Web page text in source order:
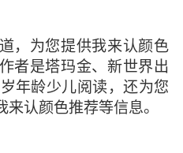
，为您提供我来认颜色
者是塔玛金、新世界出
年龄少儿阅读，还为您
认颜色推荐等信息。